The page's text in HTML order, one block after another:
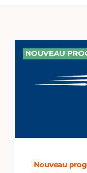
Nouveau